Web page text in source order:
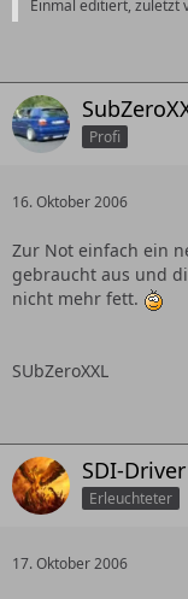
Einmal editiert, zuletzt
Profi
16. Oktober 2006
Zur Not einfach ein
gebraucht aus und
nicht mehr fett.
SUbZeroXXL
SDI-Driver
Erleuchteter
17. Oktober 2006